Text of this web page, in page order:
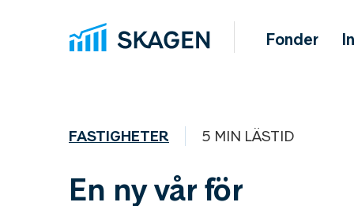
Fonder
FASTIGHETER 5 MIN LÄSTID
En ny vår för